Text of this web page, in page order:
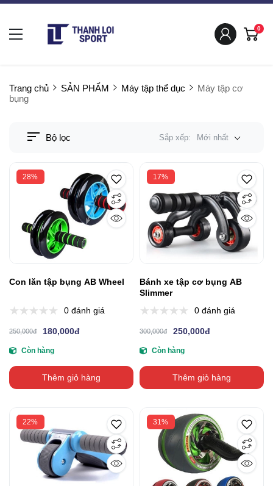
0
Trang chủ SẢN PHẨM Máy tập thể dục
Máy tập cơ
bụng
Bộ lọc Sắp xếp: Mới nhất
28%
Con lăn tập bụng AB Wheel
0 đánh giá
250,000đ 180,000đ
Còn hàng
Thêm giỏ hàng
17%
Bánh xe tập cơ bụng AB
Slimmer
0 đánh giá
300,000đ 250,000đ
Còn hàng
Thêm giỏ hàng
22% 31%